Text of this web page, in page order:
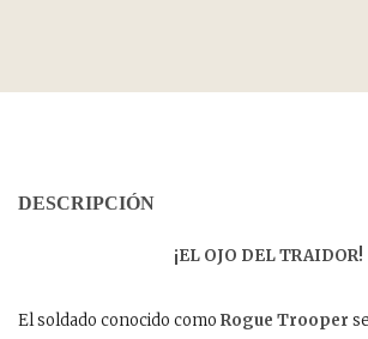
DESCRIPCIÓN
¡EL OJO DEL TRAIDOR!
El soldado conocido como Rogue Trooper